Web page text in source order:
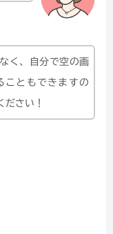
く、自分で空の画
こともできますの
ださい！